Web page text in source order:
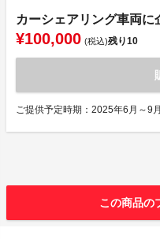
カーシェアリング車両に
¥100,000 (税込)残り10
ご提供予定時期：2025年6月～9
この商品の